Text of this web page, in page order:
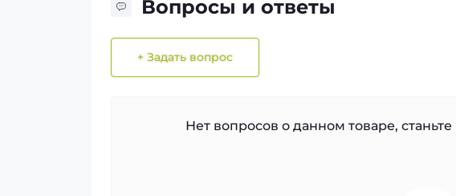
Вопросы и ответы
+ Задать вопрос
Нет вопросов о данном товаре,